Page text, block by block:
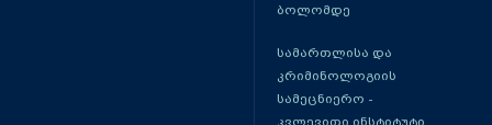
ბოლომდე
სამართლისა და
კრიმინოლოგიის
სამეცნიერო -
კვლევითი ინსტიტუტი